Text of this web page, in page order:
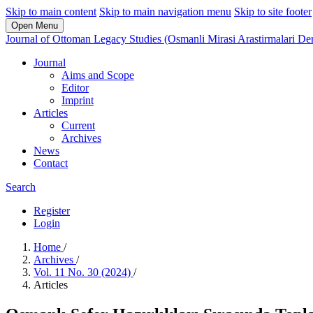
Skip to main content Skip to main navigation menu Skip to site footer
Open Menu
Journal of Ottoman Legacy Studies (Osmanli Mirasi Arastirmalari
Journal
Aims and Scope
Editor
Imprint
Articles
Current
Archives
News
Contact
Search
Register
Login
Home /
Archives /
Vol. 11 No. 30 (2024) /
Articles